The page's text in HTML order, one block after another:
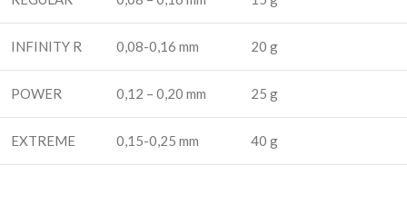
INFINITY R 0,08-0,16 mm 20 g
POWER 0,12 – 0,20 mm 25 g
EXTREME 0,15-0,25 mm 40 g